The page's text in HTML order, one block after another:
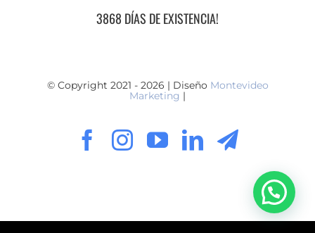
3868 DÍAS DE EXISTENCIA!
© Copyright 2021 - 2026 | Diseño Montevideo
Marketing |